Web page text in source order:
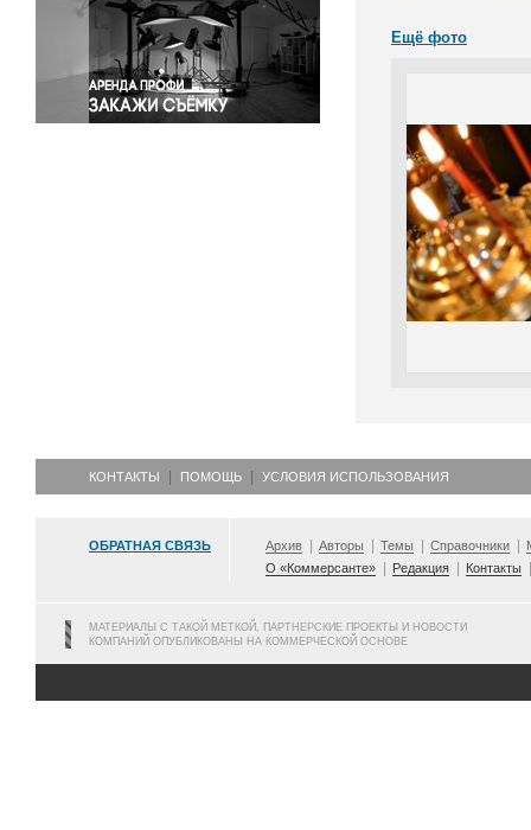
Спорт
Экология
Экономика и бизнес
Ещё фото
КОНТАКТЫ ПОМОЩЬ УСЛОВИЯ ИСПОЛЬЗОВАНИЯ
ОБРАТНАЯ СВЯЗЬ Архив Авторы Темы Справочники
О «Коммерсанте»
Редакция Контакты
МАТЕРИАЛЫ С ТАКОЙ МЕТКОЙ, ПАРТНЕРСКИЕ ПРОЕКТЫ И НОВОСТИ
КОМПАНИЙ ОПУБЛИКОВАНЫ НА КОММЕРЧЕСКОЙ ОСНОВЕ